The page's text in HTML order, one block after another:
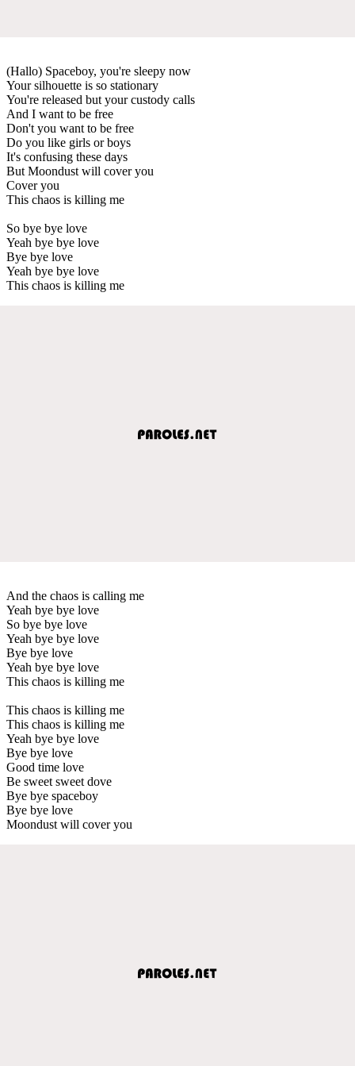
(Hallo) Spaceboy, you're sleepy now
Your silhouette is so stationary
You're released but your custody calls
And I want to be free
Don't you want to be free
Do you like girls or boys
It's confusing these days
But Moondust will cover you
Cover you
This chaos is killing me
So bye bye love
Yeah bye bye love
Bye bye love
Yeah bye bye love
This chaos is killing me
And the chaos is calling me
Yeah bye bye love
So bye bye love
Yeah bye bye love
Bye bye love
Yeah bye bye love
This chaos is killing me
This chaos is killing me
This chaos is killing me
Yeah bye bye love
Bye bye love
Good time love
Be sweet sweet dove
Bye bye spaceboy
Bye bye love
Moondust will cover you